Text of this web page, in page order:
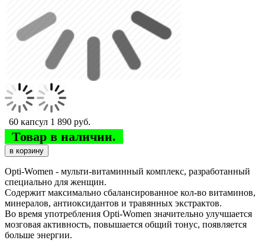
60 капсул 1 890 руб.
Товар в наличии.
Opti-Women - мульти-витаминный комплекс, разработанный
специально для женщин.
Содержит максимально сбалансированное кол-во витаминов,
минералов, антиоксидантов и травянных экстрактов.
Во время употребления Opti-Women значительно улучшается
мозговая активность, повышается общий тонус, появляется
больше энергии.